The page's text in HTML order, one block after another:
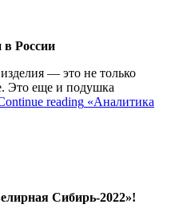
в России
— это не только
Это еще и подушка
reading «Аналитика
Сибирь-2022»!